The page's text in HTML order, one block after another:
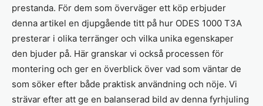
prestanda. För dem som överväger ett köp erbjuder
denna artikel en djupgående titt på hur ODES 1000 T3A
presterar i olika terränger och vilka unika egenskaper
den bjuder på. Här granskar vi också processen för
montering och ger en överblick över vad som väntar de
som söker efter både praktisk användning och nöje. Vi
strävar efter att ge en balanserad bild av denna fyrhjuling